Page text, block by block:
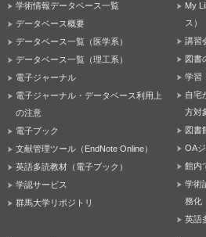
学術情報データベース一覧
データベース概要
データベース一覧（医学系）
データベース一覧（理工系）
電子ジャーナル
電子ジャーナル・データベース利用上
の注意
電子ブック
文献管理ツール（EndNote Online）
英語多読教材（電子ブック）
学認サービス
群馬大学リポジトリ
My
ス）
講習
図書
学習
自宅
方対
図書
OA
館内
学術
務化
英語